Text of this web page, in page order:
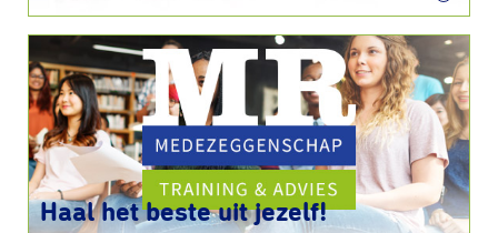
Haal het beste uit jezelf!